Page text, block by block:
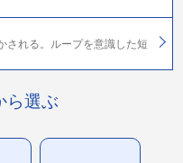
される。ループを意識した短
ら選ぶ